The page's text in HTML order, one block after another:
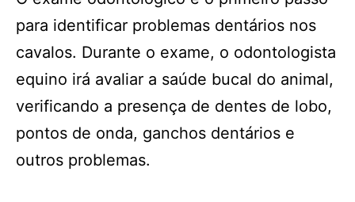
para identificar problemas dentários nos
cavalos. Durante o exame, o odontologista
equino irá avaliar a saúde bucal do animal,
verificando a presença de dentes de lobo,
pontos de onda, ganchos dentários e
outros problemas.